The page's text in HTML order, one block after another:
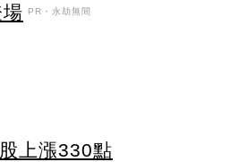
PR・永劫無間
上漲330點